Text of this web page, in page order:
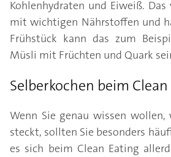
Kohlenhydraten und Eiweiß.
mit wichtigen Nährstoffen und
Frühstück kann das zum
Müsli mit Früchten und Quark
Selberkochen beim
Wenn Sie genau wissen wollen,
steckt, sollten Sie besonders
es sich beim Clean Eating